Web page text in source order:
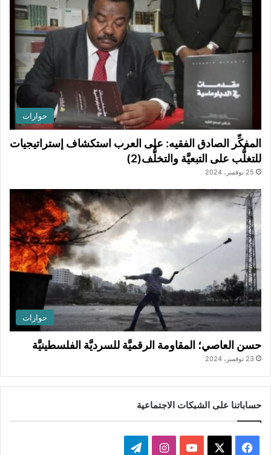
حوارات
المفكِّر الصادق الفقيه: على العرب استكشاف إستراتيجيات
للتغلُّب على التبعيَّة والتخلُّف(2)
25 نوفمبر، 2024
حوارات
حسن العاصي؛ المقاومة الرقميَّة للسرديَّة الفلسطينيَّة
23 نوفمبر، 2024
حساباتنا على الشبكات الاجتماعية